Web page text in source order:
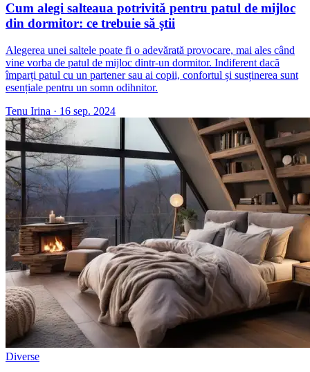
Cum alegi salteaua potrivită pentru patul de mijloc
din dormitor: ce trebuie să știi
Alegerea unei saltele poate fi o adevărată provocare, mai ales când
vine vorba de patul de mijloc dintr-un dormitor. Indiferent dacă
împarți patul cu un partener sau ai copii, confortul și susținerea sunt
esențiale pentru un somn odihnitor.
Tenu Irina · 16 sep. 2024
Diverse